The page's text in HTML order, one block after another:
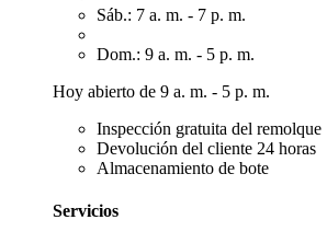
Sáb.: 7 a. m. - 7 p. m.
Dom.: 9 a. m. - 5 p. m.
Hoy abierto de 9 a. m. - 5 p. m.
Inspección gratuita del remolque
Devolución del cliente 24 horas
Almacenamiento de bote
Servicios